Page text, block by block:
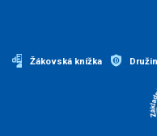
Žákovská knížka